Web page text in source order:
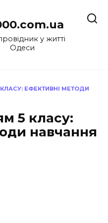
у житті
Одеси
ЕФЕКТИВНІ МЕТОДИ
5 класу:
навчання